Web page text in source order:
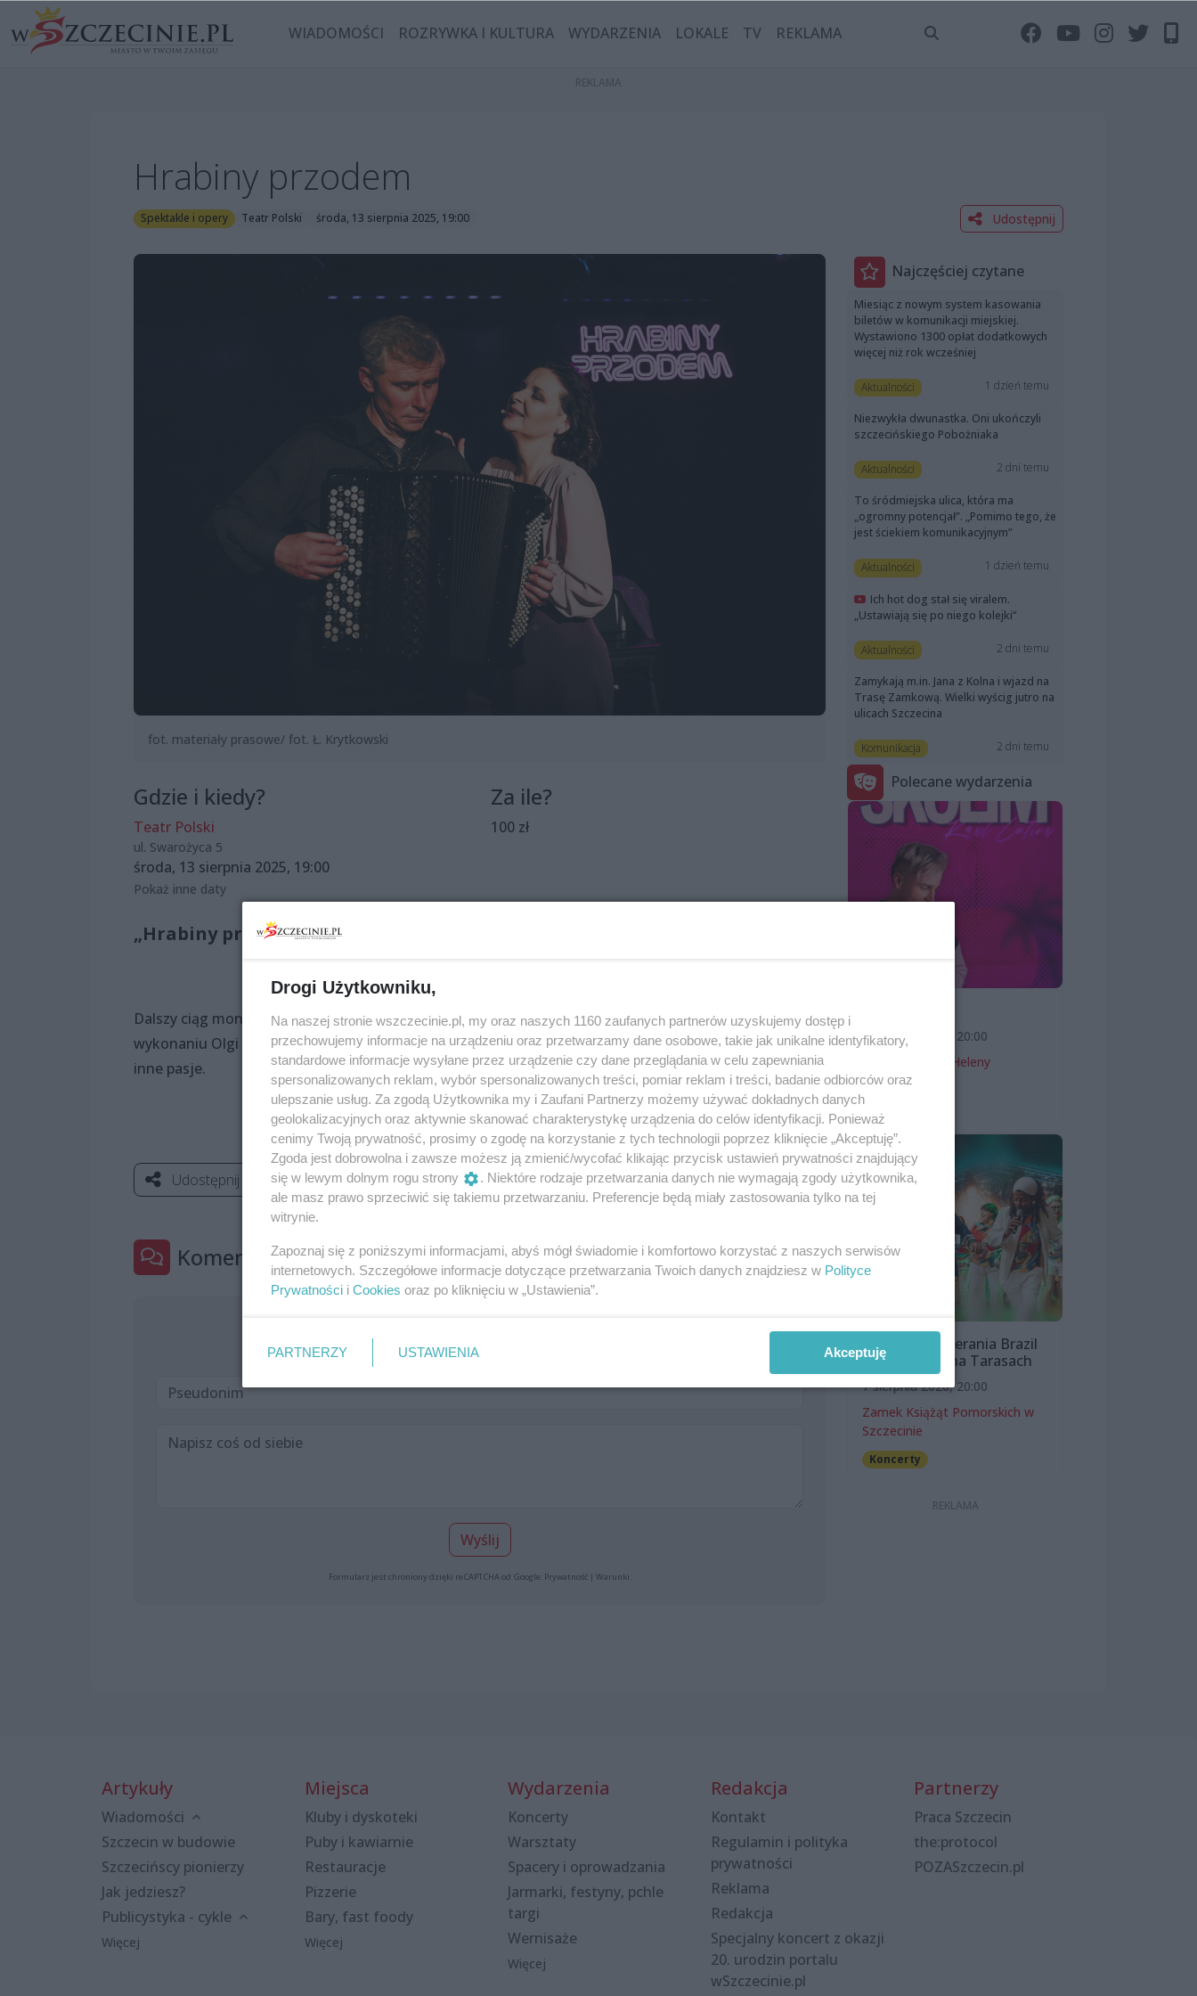
WIADOMOŚCI ROZRYWKA I KULTURA WYDARZENIA LOKALE TV REKLAMA
Hrabiny przodem
Spektakle i opery Teatr Polski środa, 13 sierpnia 2025, 19:00 Udostępnij
fot. materiały prasowe/ fot. Ł. Krytkowski
Gdzie i kiedy?
Teatr Polski
ul. Swarożyca 5
środa, 13 sierpnia 2025, 19:00
Za ile?
100 zł
Pokaż inne daty
„Hrabiny przodem” – Hrabiny powracają.
Dalszy ciąg monologów o tajemnicach kobiecości, związków i nieubłaganym upływie czasu w
wykonaniu Olgi Adamskiej. Będzie zabawnie i autoironicznie. Kwiaty doniczkowe, dzieci, mężczyźni i
inne pasje.
Udostępnij
Komentarze 0
Jeszcze nikt nie dodał komentarza, bądź pierwszy!
Wyślij
Formularz jest chroniony dzięki reCAPTCHA od Google: Prywatność| Warunki
Najczęściej czytane
Miesiąc z nowym system kasowania
biletów w komunikacji miejskiej.
Wystawiono 1300 opłat dodatkowych
więcej niż rok wcześniej
Aktualności 1 dzień temu
Niezwykła dwunastka. Oni ukończyli
szczecińskiego Pobożniaka
Aktualności 2 dni temu
To śródmiejska ulica, która ma
„ogromny potencjał”. „Pomimo tego, że
jest ściekiem komunikacyjnym”
Aktualności 1 dzień temu
Ich hot dog stał się viralem.
„Ustawiają się po niego kolejki”
Aktualności 2 dni temu
Zamykają m.in. Jana z Kolna i wjazd na
Trasę Zamkową. Wielki wyścig jutro na
ulicach Szczecina
Komunikacja 2 dni temu
Polecane wydarzenia
7 sierpnia 2026, 20:00
Teatr Letni im. Heleny
Majdaniec
Bloco Pomerania Brazil
Show | Lato na Tarasach
7 sierpnia 2026, 20:00
Zamek Książąt Pomorskich w
Szczecinie
Koncerty
Artykuły
Wiadomości
Szczecin w budowie
Szczecińscy pionierzy
Jak jedziesz?
Publicystyka - cykle
Więcej
Miejsca
Kluby i dyskoteki
Puby i kawiarnie
Restauracje
Pizzerie
Bary, fast foody
Więcej
Wydarzenia
Koncerty
Warsztaty
Spacery i oprowadzania
Jarmarki, festyny, pchle
targi
Wernisaże
Więcej
Redakcja
Kontakt
Regulamin i polityka
prywatności
Reklama
Redakcja
Specjalny koncert z okazji
20. urodzin portalu
wSzczecinie.pl
Partnerzy
Praca Szczecin
the:protocol
POZASzczecin.pl
Drogi Użytkowniku,
Na naszej stronie wszczecinie.pl, my oraz naszych 1160 zaufanych partnerów uzyskujemy dostęp i
przechowujemy informacje na urządzeniu oraz przetwarzamy dane osobowe, takie jak unikalne identyfikatory,
standardowe informacje wysyłane przez urządzenie czy dane przeglądania w celu zapewniania
spersonalizowanych reklam, wybór spersonalizowanych treści, pomiar reklam i treści, badanie odbiorców oraz
ulepszanie usług. Za zgodą Użytkownika my i Zaufani Partnerzy możemy używać dokładnych danych
geolokalizacyjnych oraz aktywnie skanować charakterystykę urządzenia do celów identyfikacji. Ponieważ
cenimy Twoją prywatność, prosimy o zgodę na korzystanie z tych technologii poprzez kliknięcie „Akceptuję”.
Zgoda jest dobrowolna i zawsze możesz ją zmienić/wycofać klikając przycisk ustawień prywatności znajdujący
się w lewym dolnym rogu strony
. Niektóre rodzaje przetwarzania danych nie wymagają zgody użytkownika,
ale masz prawo sprzeciwić się takiemu przetwarzaniu. Preferencje będą miały zastosowania tylko na tej
witrynie.
Zapoznaj się z poniższymi informacjami, abyś mógł świadomie i komfortowo korzystać z naszych serwisów
internetowych. Szczegółowe informacje dotyczące przetwarzania Twoich danych znajdziesz w Polityce
Prywatności i Cookies oraz po kliknięciu w „Ustawienia”.
PARTNERZY USTAWIENIA Akceptuję